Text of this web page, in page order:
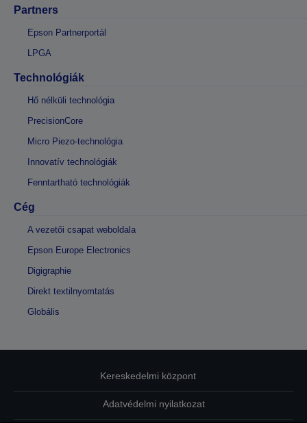
Partners
Epson Partnerportál
LPGA
Technológiák
Hő nélküli technológia
PrecisionCore
Micro Piezo-technológia
Innovatív technológiák
Fenntartható technológiák
Cég
A vezetői csapat weboldala
Epson Europe Electronics
Digigraphie
Direkt textilnyomtatás
Globális
Kereskedelmi központ
Adatvédelmi nyilatkozat